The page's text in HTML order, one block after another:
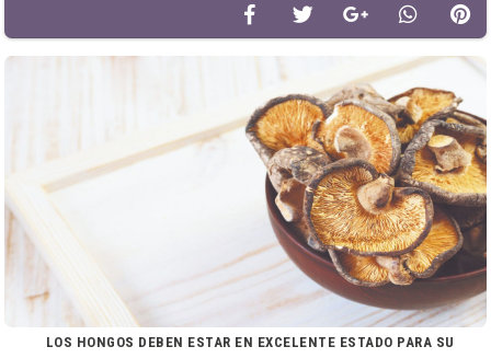
LOS HONGOS DEBEN ESTAR EN EXCELENTE ESTADO PARA SU